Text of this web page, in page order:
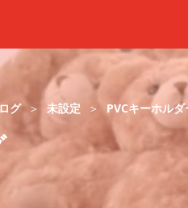
グ 未設定 PVCキーホルダ